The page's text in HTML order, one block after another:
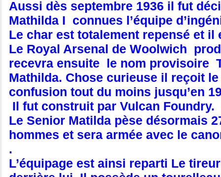
Aussi dès septembre 1936 il fut
Mathilda I connues l’équipe
Le char est totalement repensé et il
Le Royal Arsenal de Woolwich
recevra ensuite le nom provisoire
Mathilda. Chose curieuse il reçoit
confusion tout du moins jusqu’en
Il fut construit par Vulcan Foundry.
Le Senior Matilda pèse désormais
hommes et sera armée avec le
.
L’équipage est ainsi reparti Le